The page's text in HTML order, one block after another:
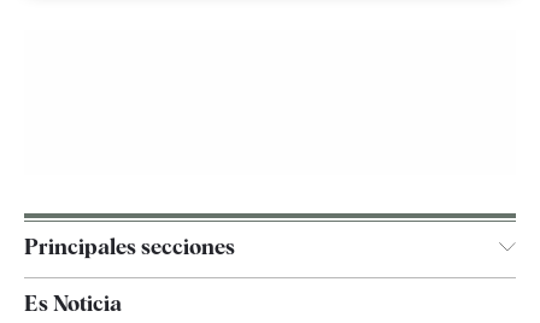
Principales secciones
España
Es Noticia